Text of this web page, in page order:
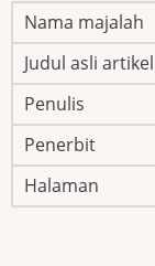
Nama majalah
Judul asli artikel
Penulis
Penerbit
Halaman